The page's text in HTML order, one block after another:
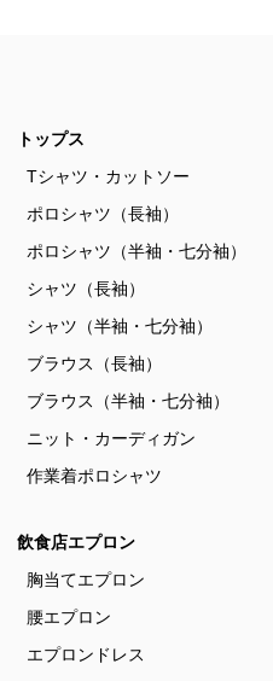
トップス
Tシャツ・カットソー
ポロシャツ（長袖）
ポロシャツ（半袖・七分袖）
シャツ（長袖）
シャツ（半袖・七分袖）
ブラウス（長袖）
ブラウス（半袖・七分袖）
ニット・カーディガン
作業着ポロシャツ
飲食店エプロン
胸当てエプロン
腰エプロン
エプロンドレス